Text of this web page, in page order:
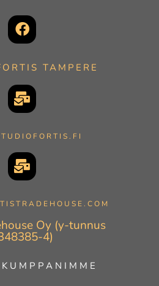
TAMPERE
Oy (y-tunnus
4)